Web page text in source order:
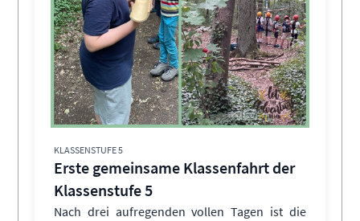
KLASSENSTUFE 5
Erste gemeinsame Klassenfahrt der
Klassenstufe 5
Nach drei aufregenden vollen Tagen ist die